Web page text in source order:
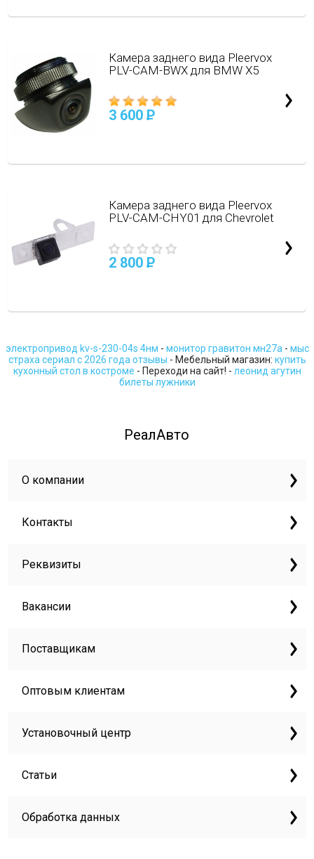
Камера заднего вида Pleervox
PLV-CAM-BWX для BMW X5
3 600 P
Камера заднего вида Pleervox
PLV-CAM-CHY01 для Chevrolet
2 800 P
электропривод kv-s-230-04s 4нм - монитор гравитон мн27а - мыс
страха сериал с 2026 года отзывы - Мебельный магазин: купить
кухонный стол в костроме - Переходи на сайт! - леонид агутин
билеты лужники
РеалАвто
О компании
Контакты
Реквизиты
Вакансии
Поставщикам
Оптовым клиентам
Установочный центр
Статьи
Обработка данных